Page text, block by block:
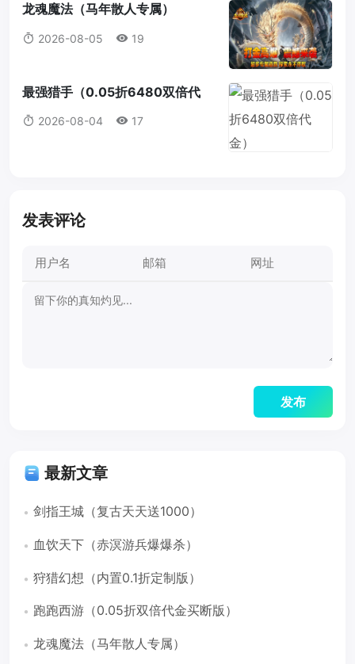
龙魂魔法（马年散人专属）
2026-08-05 19
最强猎手（0.05折6480双倍代
金）
2026-08-04 17
发表评论
最新文章
剑指王城（复古天天送1000）
血饮天下（赤溟游兵爆爆杀）
狩猎幻想（内置0.1折定制版）
跑跑西游（0.05折双倍代金买断版）
龙魂魔法（马年散人专属）